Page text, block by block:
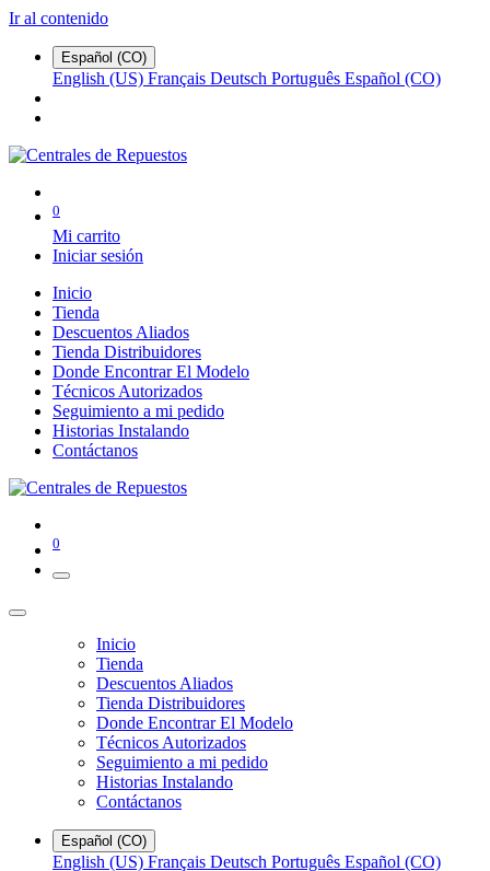
Ir al contenido
Español (CO)
English (US) Français Deutsch Português Español (CO)
0
Mi carrito
Iniciar sesión
Inicio
Tienda
Descuentos Aliados
Tienda Distribuidores
Donde Encontrar El Modelo
Técnicos Autorizados
Seguimiento a mi pedido
Historias Instalando
Contáctanos
0
Inicio
Tienda
Descuentos Aliados
Tienda Distribuidores
Donde Encontrar El Modelo
Técnicos Autorizados
Seguimiento a mi pedido
Historias Instalando
Contáctanos
Español (CO)
English (US) Français Deutsch Português Español (CO)